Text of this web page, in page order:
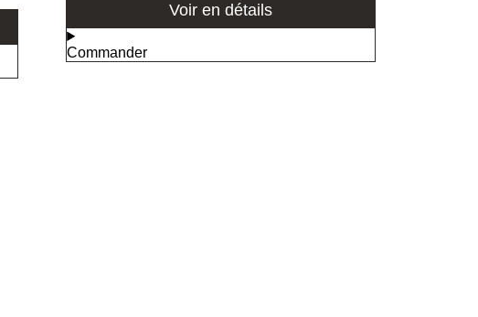
Voir en détails
Commander